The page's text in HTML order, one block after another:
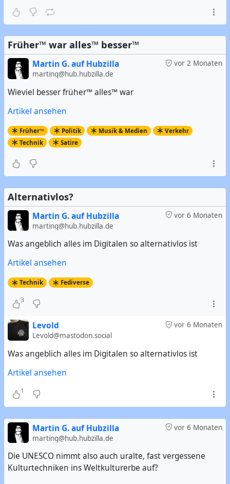
Und ich mag es offensichtlicherweise, wenn es frei,
quelloffen, dezentral, aber trotzdem leistungsfähig ist. Im
übrigen bin ich seit 2006 überwiegender Linuxer.
# Vorstellung#Linux#GNU/Linux Freie Software #Open
Source #FOSS#FLOSS#Fehmarn
#Norddeutsch
Früher™ war alles™ besser™
vor 2 Monaten
Martin G. auf Hubzilla
marting@hub.hubzilla.de
Wieviel besser früher™ alles™ war
Artikel ansehen
Früher™ Politik Musik & Medien
Verkehr
Technik
Satire
Alternativlos?
vor 6 Monaten
Martin G. auf Hubzilla
marting@hub.hubzilla.de
Was angeblich alles im Digitalen so alternativlos ist
Artikel ansehen
Technik Fediverse
3
vor 6 Monaten
Levold
Levold@mastodon.social
Was angeblich alles im Digitalen so alternativlos ist
Artikel ansehen
1
vor 6 Monaten
Martin G. auf Hubzilla
marting@hub.hubzilla.de
Die UNESCO nimmt also auch uralte, fast vergessene
Kulturtechniken ins Weltkulturerbe auf?